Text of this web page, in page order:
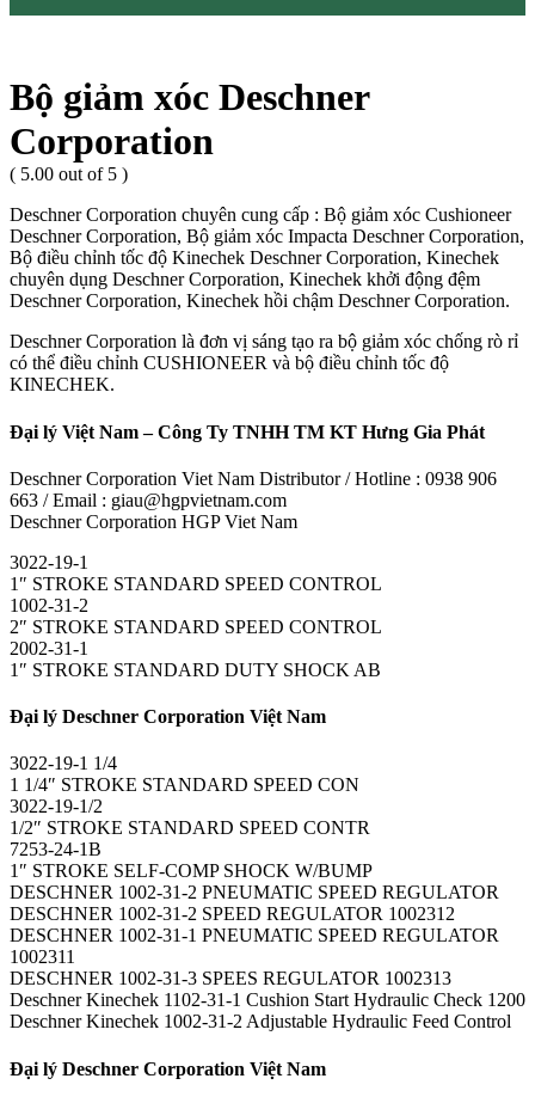
Bộ giảm xóc Deschner
Corporation
( 5.00 out of 5 )
Deschner Corporation chuyên cung cấp : Bộ giảm xóc Cushioneer
Deschner Corporation, Bộ giảm xóc Impacta Deschner Corporation,
Bộ điều chỉnh tốc độ Kinechek Deschner Corporation, Kinechek
chuyên dụng Deschner Corporation, Kinechek khởi động đệm
Deschner Corporation, Kinechek hồi chậm Deschner Corporation.
Deschner Corporation là đơn vị sáng tạo ra bộ giảm xóc chống rò rỉ
có thể điều chỉnh CUSHIONEER và bộ điều chỉnh tốc độ
KINECHEK.
Đại lý Việt Nam – Công Ty TNHH TM KT Hưng Gia Phát
Deschner Corporation Viet Nam Distributor / Hotline : 0938 906
663 / Email : giau@hgpvietnam.com
Deschner Corporation HGP Viet Nam
3022-19-1
1″ STROKE STANDARD SPEED CONTROL
1002-31-2
2″ STROKE STANDARD SPEED CONTROL
2002-31-1
1″ STROKE STANDARD DUTY SHOCK AB
Đại lý Deschner Corporation Việt Nam
3022-19-1 1/4
1 1/4″ STROKE STANDARD SPEED CON
3022-19-1/2
1/2″ STROKE STANDARD SPEED CONTR
7253-24-1B
1″ STROKE SELF-COMP SHOCK W/BUMP
DESCHNER 1002-31-2 PNEUMATIC SPEED REGULATOR
DESCHNER 1002-31-2 SPEED REGULATOR 1002312
DESCHNER 1002-31-1 PNEUMATIC SPEED REGULATOR
1002311
DESCHNER 1002-31-3 SPEES REGULATOR 1002313
Deschner Kinechek 1102-31-1 Cushion Start Hydraulic Check 1200
Deschner Kinechek 1002-31-2 Adjustable Hydraulic Feed Control
Đại lý Deschner Corporation Việt Nam